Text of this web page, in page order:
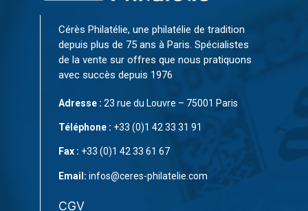
Cérès Philatélie, une philatélie de tradition
depuis plus de 75 ans à Paris. Spécialistes
de la vente sur offres que nous pratiquons
avec succès depuis 1976
Adresse : 23 rue du Louvre – 75001 Paris
Téléphone : +33 (0)1 42 33 31 91
Fax : +33 (0)1 42 33 61 67
Email: infos@ceres-philatelie.com
CGV